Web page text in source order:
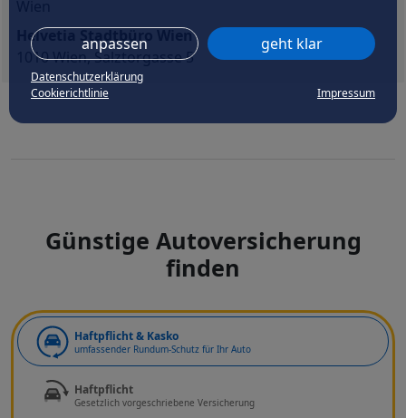
anpassen geht klar
Datenschutzerklärung
Cookierichtlinie
Impressum
Helvetia Stadtbüro Wien
1010 Wien, Salztorgasse 5
Günstige Autoversicherung
finden
Haftpflicht & Kasko
umfassender Rundum-Schutz für Ihr Auto
Haftpflicht
Gesetzlich vorgeschriebene Versicherung